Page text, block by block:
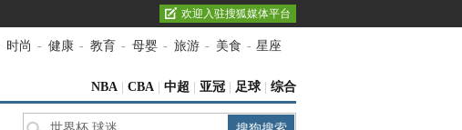
欢迎入驻搜狐媒体平台
时尚 - 健康 - 教育 - 母婴 - 旅游 - 美食 - 星座
NBA CBA 中超 亚冠 足球 综合